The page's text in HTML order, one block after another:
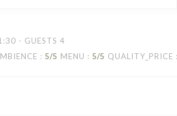
- GUESTS 4
: 5/5 MENU : 5/5 QUALITY_PRICE